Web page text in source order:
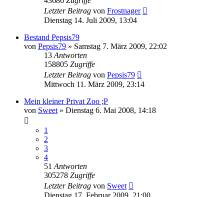
Letzter Beitrag von Frostnager
Dienstag 14. Juli 2009, 13:04
Bestand Pepsis79
von Pepsis79 » Samstag 7. März 2009, 22:02
13 Antworten
158805 Zugriffe
Letzter Beitrag von Pepsis79
Mittwoch 11. März 2009, 23:14
Mein kleiner Privat Zoo ;P
von Sweet » Dienstag 6. Mai 2008, 14:18
1
2
3
4
51 Antworten
305278 Zugriffe
Letzter Beitrag von Sweet
Dienstag 17. Februar 2009, 21:00